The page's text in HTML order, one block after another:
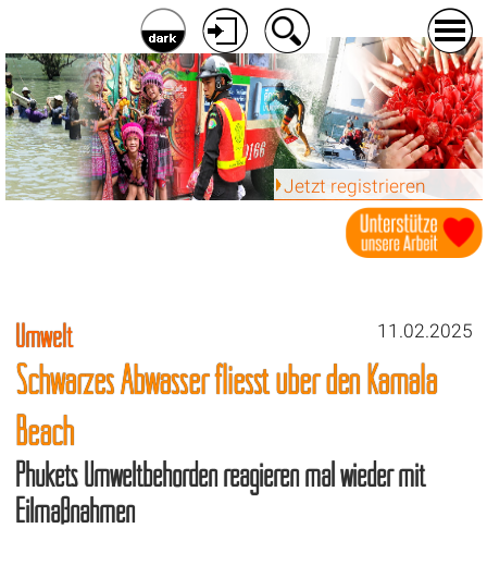
Jetzt registrieren
11.02.2025
Umwelt
Schwarzes Abwasser fliesst über den Kamala
Beach
Phukets Umweltbehörden reagieren mal wieder mit
Eilmaßnahmen